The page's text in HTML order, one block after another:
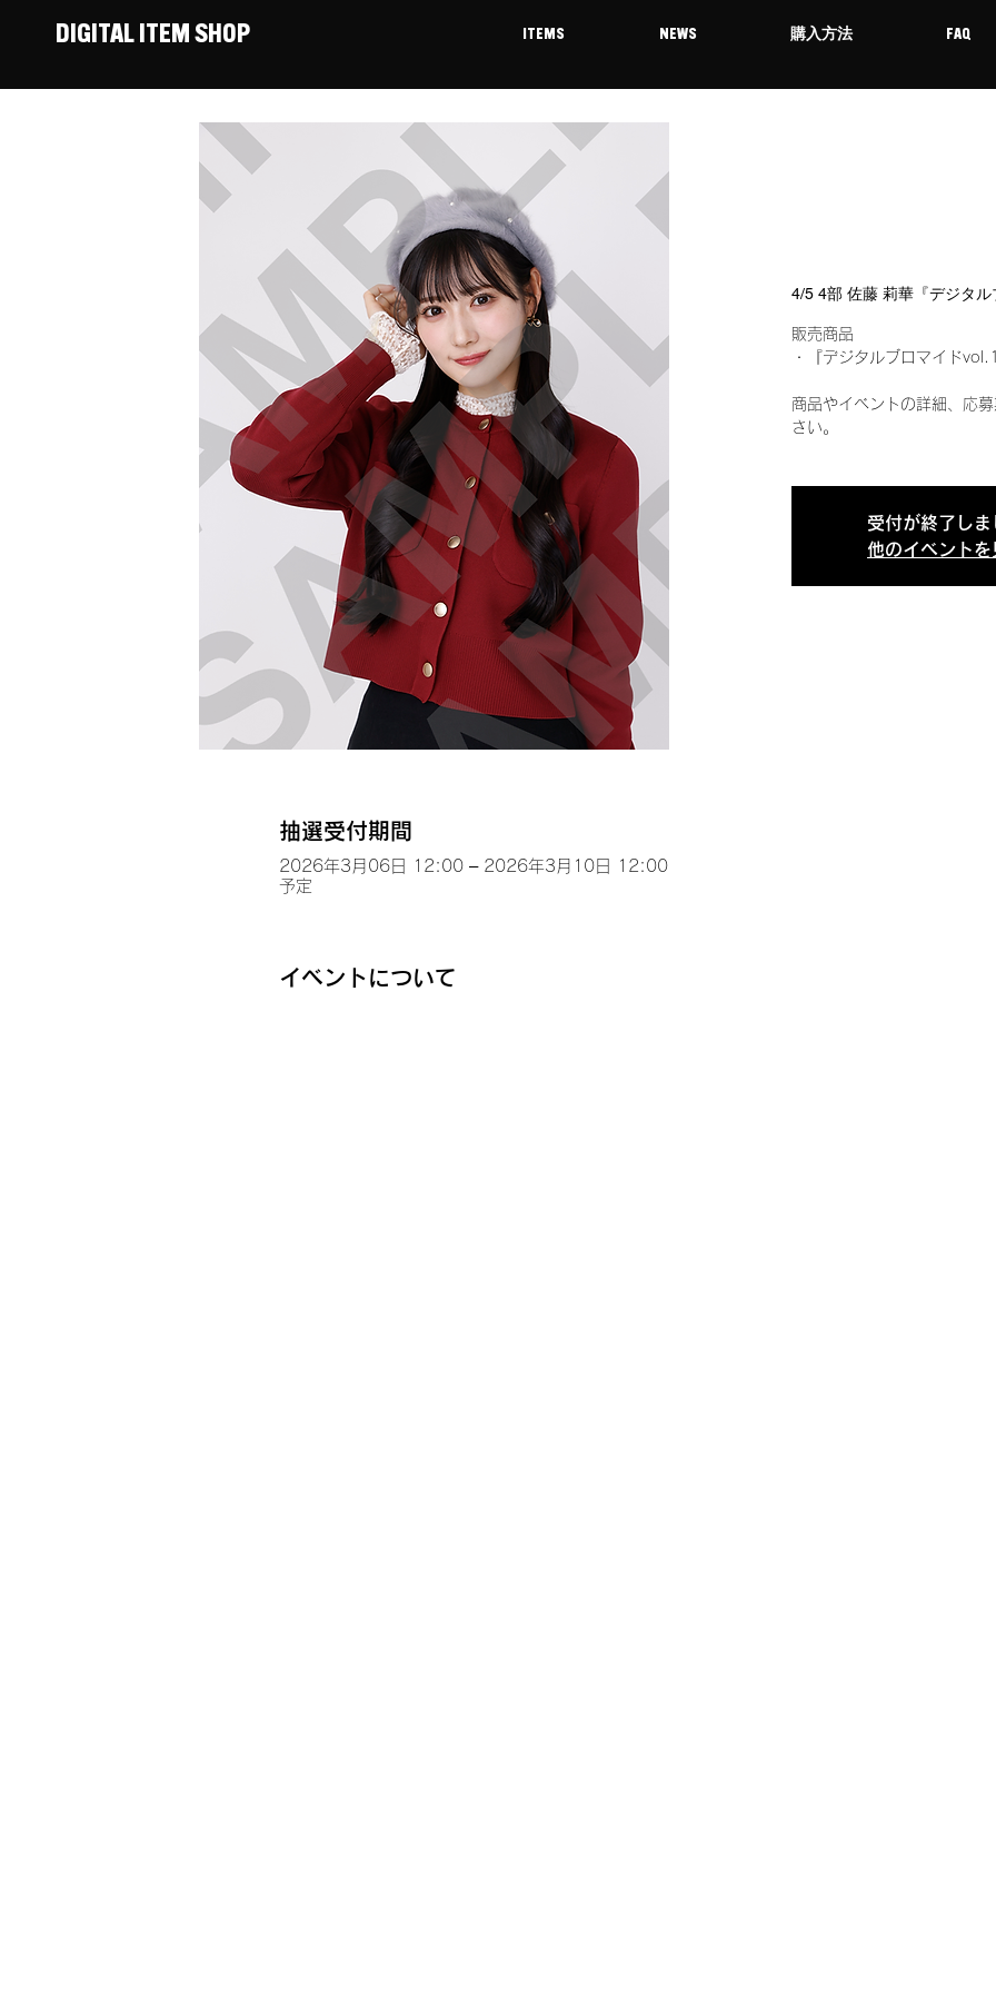
DIGITAL ITEM SHOP ITEMS NEWS 購入方法 FAQ
4/5 4部 佐藤 莉華『デジタ
販売商品
・『デジタルブロマイド
商品やイベントの詳細、応
さい。
受付が終了しま
他のイベントを
抽選受付期間
2026年3月06日 12:00 – 2026年3月10日 12:00
予定
イベントについて